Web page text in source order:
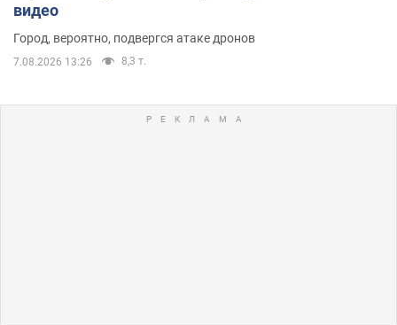
видео
Город, вероятно, подвергся атаке дронов
7.08.2026 13:26 8,3 т.